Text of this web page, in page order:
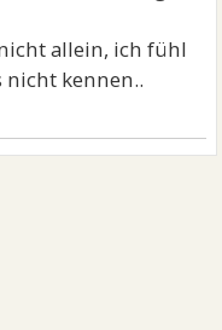
allein, ich fühl
kennen..